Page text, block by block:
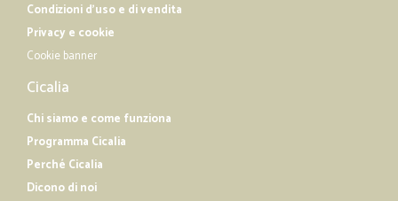
Condizioni d'uso e di vendita
Privacy e cookie
Cookie banner
Cicalia
Chi siamo e come funziona
Programma Cicalia
Perché Cicalia
Dicono di noi